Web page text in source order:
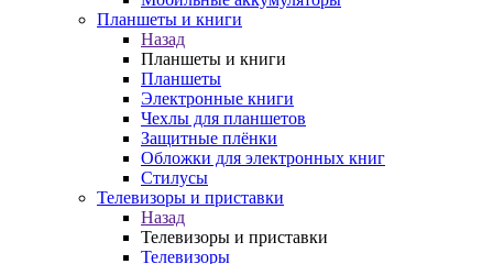
Планшеты и книги
Назад
Планшеты и книги
Планшеты
Электронные книги
Чехлы для планшетов
Защитные плёнки
Обложки для электронных книг
Стилусы
Телевизоры и приставки
Назад
Телевизоры и приставки
Телевизоры